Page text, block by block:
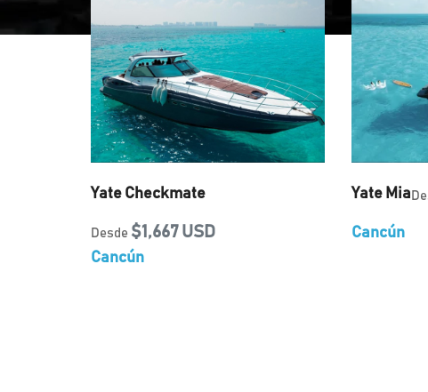
Yate Checkmate
Desde $1,667 USD
Cancún
Yate Mia
Cancún